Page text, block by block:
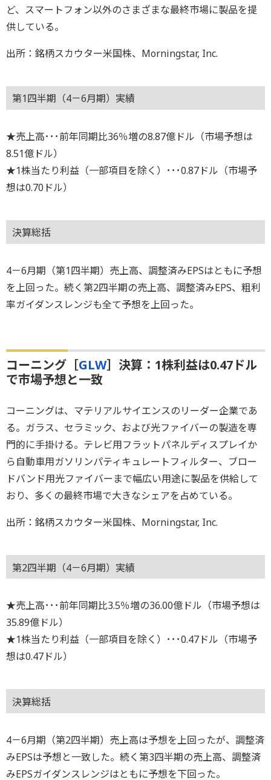
ど、スマートフォン以外のさまざまな最終市場に製品を提
供している。
出所：銘柄スカウター米国株、Morningstar, Inc.
第1四半期（4－6月期）実績
★売上高･･･前年同期比36％増の8.87億ドル（市場予想は
8.51億ドル）
★1株当たり利益（一部項目を除く）･･･0.87ドル（市場予
想は0.70ドル）
決算総括
4－6月期（第1四半期）売上高、調整済みEPSはともに予想
を上回った。続く第2四半期の売上高、調整済みEPS、粗利
率ガイダンスレンジも全て予想を上回った。
コーニング［GLW］決算：1株利益は0.47ドル
で市場予想と一致
コーニングは、マテリアルサイエンスのリーダー企業であ
る。ガラス、セラミック、および光ファイバーの製造を専
門的に手掛ける。テレビ用フラットパネルディスプレイか
ら自動車用ガソリンパティキュレートフィルター、ブロー
ドバンド用光ファイバーまで幅広い用途に製品を供給して
おり、多くの最終市場で大きなシェアを占めている。
出所：銘柄スカウター米国株、Morningstar, Inc.
第2四半期（4－6月期）実績
★売上高･･･前年同期比3.5％増の36.00億ドル（市場予想は
35.89億ドル）
★1株当たり利益（一部項目を除く）･･･0.47ドル（市場予
想は0.47ドル）
決算総括
4－6月期（第2四半期）売上高は予想を上回ったが、調整済
みEPSは予想と一致した。続く第3四半期の売上高、調整済
みEPSガイダンスレンジはともに予想を下回った。